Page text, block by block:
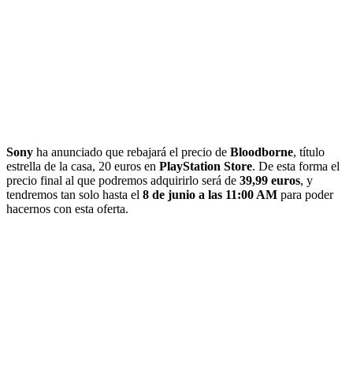
Sony ha anunciado que rebajará el precio de Bloodborne, título
estrella de la casa, 20 euros en PlayStation Store. De esta forma el
precio final al que podremos adquirirlo será de 39,99 euros, y
tendremos tan solo hasta el 8 de junio a las 11:00 AM para poder
hacernos con esta oferta.